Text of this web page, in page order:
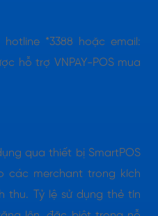
*3388 hoặc email:
hỗ trợ VNPAY-POS mua
qua thiết bị SmartPOS
các merchant trong kích
thu. Tỷ lệ sử dụng thẻ tín